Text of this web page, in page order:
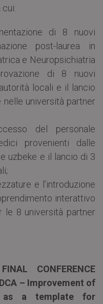
cui:
di 8 nuovi
post-laurea in
e Neuropsichiatria
di 8 nuovi
locali e il lancio
università partner
del personale
provenienti dalle
uzbeke e il lancio di 3
e l’introduzione
interattivo
le 8 università partner
CONFERENCE
– Improvement of
as a template for